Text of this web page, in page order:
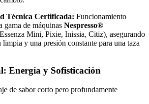
Técnica Certificada: Funcionamiento
gama de máquinas Nespresso®
Mini, Pixie, Inissia, Citiz), asegurando
y una presión constante para una taza
Energía y Sofisticación
de sabor corto pero profundamente